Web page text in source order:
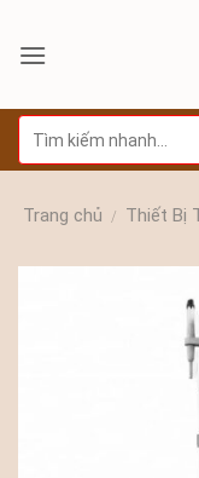
qua
dung
kiếm:
Trang chủ / Thiết Bị